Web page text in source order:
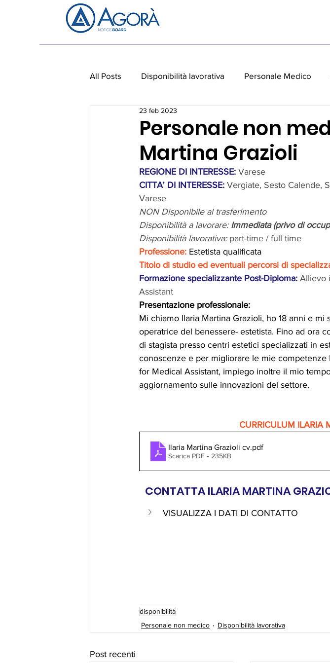
All Posts Disponibilità lavorativa Personale Medico
Personale non medico
Personale non
Martina Grazioli
23 feb 2023
REGIONE DI INTERESSE: Varese
CITTA' DI INTERESSE: Vergiate, Sesto Calende,
Varese
NON Disponibile al trasferimento
Disponibilità a lavorare: Immediata (privo di
Disponibilità lavorativa: part-time / full time
Professione: Estetista qualificata
Titolo di studio ed eventuali percorsi di
Formazione specializzante Post-Diploma: Allievo
Assistant
Presentazione professionale:
Mi chiamo Ilaria Martina Grazioli, ho 18 anni e
operatrice del benessere- estetista. Fino ad ora
di stagista presso centri estetici specializzati in
conoscenze e per migliorare le mie
for Medical Assistant, impiego inoltre il mio
aggiornamento sulle innovazioni del settore.
CURRICULUM ILARIA
Ilaria Martina Grazioli cv.pdf
Scarica PDF • 235KB
CONTATTA ILARIA MARTINA
VISUALIZZA I DATI DI CONTATTO
disponibilità
Personale non medico
Disponibilità lavorativa
Post recenti